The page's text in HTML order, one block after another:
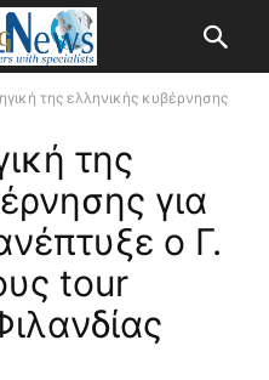
της ελληνικής κυβέρνησης
της
για
ο Γ.
tour